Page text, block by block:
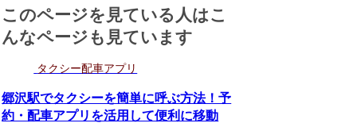
このページを見ている人はこ
んなページも見ています
タクシー配車アプリ
郷沢駅でタクシーを簡単に呼ぶ方法！予
約・配車アプリを活用して便利に移動